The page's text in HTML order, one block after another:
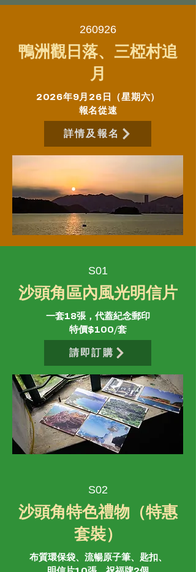
260926
鴨洲觀日落、三椏村追
月
2026年9月26日（星期六）
報名從速
詳情及報名
S01
沙頭角區內風光明信片
​一套18張，代蓋紀念郵印
特價$100/套
請即訂購
S02
沙頭角特色禮物（特惠
套裝）
​布質環保袋、流暢原子筆、匙扣、